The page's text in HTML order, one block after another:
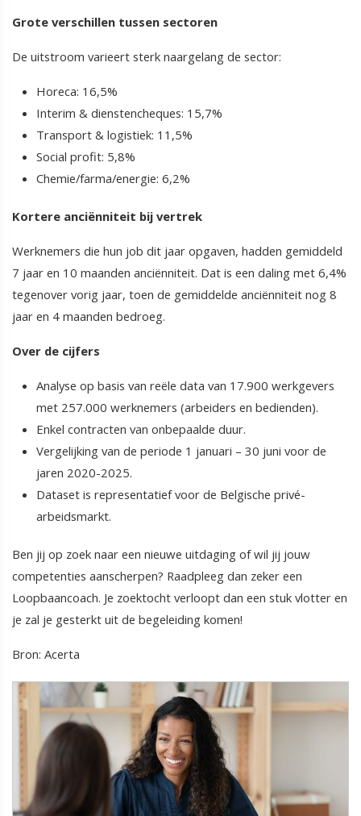
Grote verschillen tussen sectoren
De uitstroom varieert sterk naargelang de sector:
Horeca: 16,5%
Interim & dienstencheques: 15,7%
Transport & logistiek: 11,5%
Social profit: 5,8%
Chemie/farma/energie: 6,2%
Kortere anciënniteit bij vertrek
Werknemers die hun job dit jaar opgaven, hadden gemiddeld
7 jaar en 10 maanden anciënniteit. Dat is een daling met 6,4%
tegenover vorig jaar, toen de gemiddelde anciënniteit nog 8
jaar en 4 maanden bedroeg.
Over de cijfers
Analyse op basis van reële data van 17.900 werkgevers
met 257.000 werknemers (arbeiders en bedienden).
Enkel contracten van onbepaalde duur.
Vergelijking van de periode 1 januari – 30 juni voor de
jaren 2020-2025.
Dataset is representatief voor de Belgische privé-
arbeidsmarkt.
Ben jij op zoek naar een nieuwe uitdaging of wil jij jouw
competenties aanscherpen? Raadpleeg dan zeker een
Loopbaancoach. Je zoektocht verloopt dan een stuk vlotter en
je zal je gesterkt uit de begeleiding komen!
Bron: Acerta